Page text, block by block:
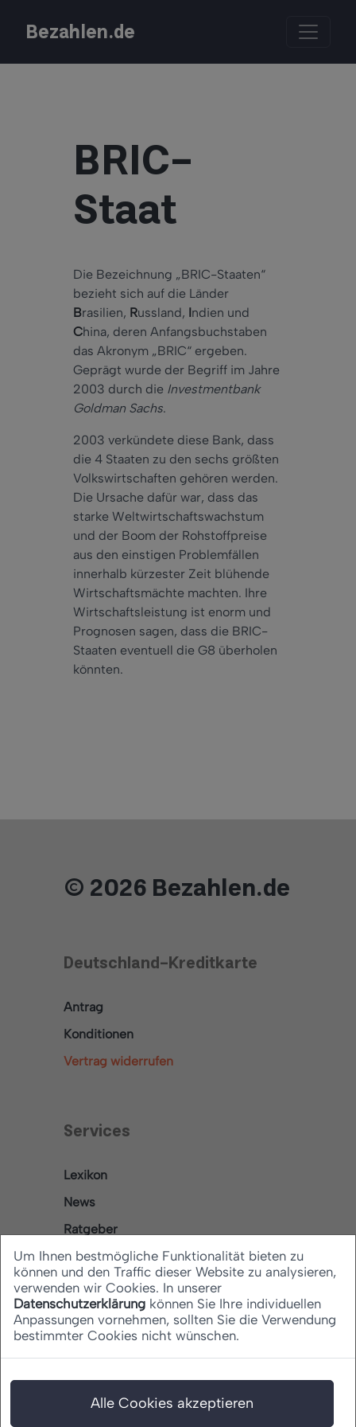
Bezahlen.de
BRIC-
Staat
Die Bezeichnung „BRIC-Staaten“
bezieht sich auf die Länder
Brasilien, Russland, ndien und
China, deren Anfangsbuchstaben
das Akronym „BRIC“ ergeben.
Geprägt wurde der Begriff im Jahre
2003 durch die Investmentbank
Goldman Sachs.
2003 verkündete diese Bank, dass
die 4 Staaten zu den sechs größten
Volkswirtschaften gehören werden.
Die Ursache dafür war, dass das
starke Weltwirtschaftswachstum
und der Boom der Rohstoffpreise
aus den einstigen Problemfällen
innerhalb kürzester Zeit blühende
Wirtschaftsmächte machten. Ihre
Wirtschaftsleistung ist enorm und
Prognosen sagen, dass die BRIC-
Staaten eventuell die G8 überholen
könnten.
© 2026 Bezahlen.de
Deutschland-Kreditkarte
Antrag
Konditionen
Vertrag widerrufen
Services
Lexikon
News
Ratgeber
Rechtliches
Datenschutz
Impressum
Um Ihnen bestmögliche Funktionalität bieten zu
können und den Traffic dieser Website zu analysieren,
verwenden wir Cookies. In unserer
Datenschutzerklärung können Sie Ihre individuellen
Anpassungen vornehmen, sollten Sie die Verwendung
bestimmter Cookies nicht wünschen.
Alle Cookies akzeptieren